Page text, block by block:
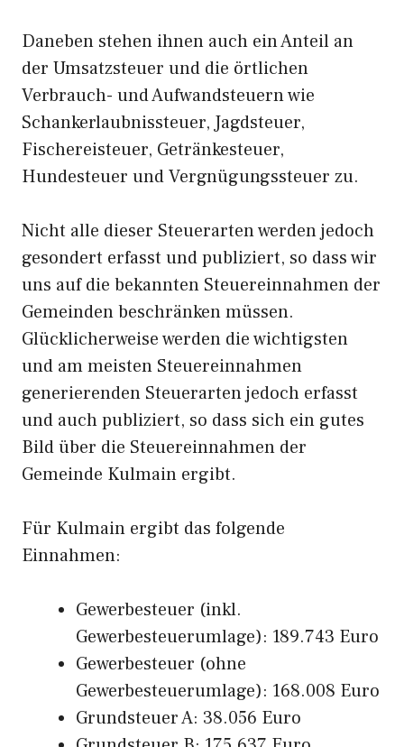
Daneben stehen ihnen auch ein Anteil an
der Umsatzsteuer und die örtlichen
Verbrauch- und Aufwandsteuern wie
Schankerlaubnissteuer, Jagdsteuer,
Fischereisteuer, Getränkesteuer,
Hundesteuer und Vergnügungssteuer zu.
Nicht alle dieser Steuerarten werden jedoch
gesondert erfasst und publiziert, so dass wir
uns auf die bekannten Steuereinnahmen der
Gemeinden beschränken müssen.
Glücklicherweise werden die wichtigsten
und am meisten Steuereinnahmen
generierenden Steuerarten jedoch erfasst
und auch publiziert, so dass sich ein gutes
Bild über die Steuereinnahmen der
Gemeinde Kulmain ergibt.
Für Kulmain ergibt das folgende
Einnahmen:
Gewerbesteuer (inkl.
Gewerbesteuerumlage): 189.743 Euro
Gewerbesteuer (ohne
Gewerbesteuerumlage): 168.008 Euro
Grundsteuer A: 38.056 Euro